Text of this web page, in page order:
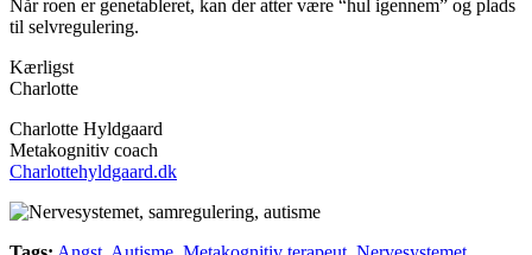
Når roen er genetableret, kan der atter være “hul igennem” og plads
til selvregulering.
Kærligst
Charlotte
Charlotte Hyldgaard
Metakognitiv coach
Charlottehyldgaard.dk